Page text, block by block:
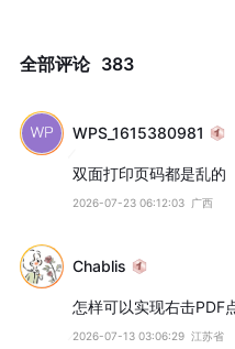
全部评论 383
WPS_1615380981
双面打印页码都是乱的
2026-07-23 06:12:03 广西
Chablis
怎样可以实现右击PDF
2026-07-13 03:06:29 江苏省